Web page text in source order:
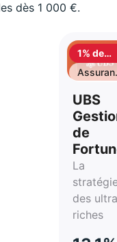
dès 1 000 €.
1% de
UBS
de
La
des
riches